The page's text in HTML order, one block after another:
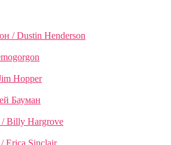
/ Dustin Henderson
Hopper
Бауман
Billy Hargrove